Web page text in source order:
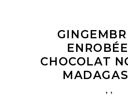
CHOCOLAT
, ,